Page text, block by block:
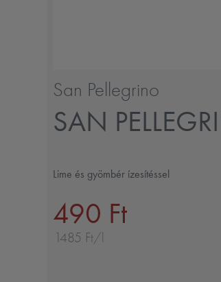
San Pellegrino
SAN
Lime és gyömbér ízesítéssel
490 Ft
1485 Ft/l